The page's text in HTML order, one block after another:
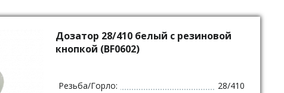
Дозатор 28/410 белый с резиновой
кнопкой (BF0602)
Резьба/Горло:
28/410